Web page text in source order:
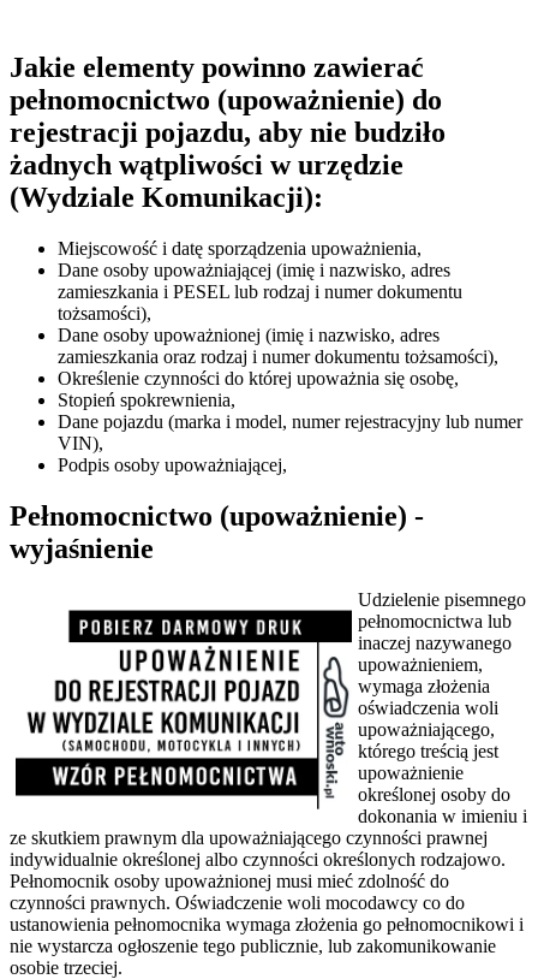
Jakie elementy powinno zawierać
pełnomocnictwo (upoważnienie) do
rejestracji pojazdu, aby nie budziło
żadnych wątpliwości w urzędzie
(Wydziale Komunikacji):
Miejscowość i datę sporządzenia upoważnienia,
Dane osoby upoważniającej (imię i nazwisko, adres
zamieszkania i PESEL lub rodzaj i numer dokumentu
tożsamości),
Dane osoby upoważnionej (imię i nazwisko, adres
zamieszkania oraz rodzaj i numer dokumentu tożsamości),
Określenie czynności do której upoważnia się osobę,
Stopień spokrewnienia,
Dane pojazdu (marka i model, numer rejestracyjny lub numer
VIN),
Podpis osoby upoważniającej,
Pełnomocnictwo (upoważnienie) -
wyjaśnienie
Udzielenie pisemnego
pełnomocnictwa lub
inaczej nazywanego
upoważnieniem,
wymaga złożenia
oświadczenia woli
upoważniającego,
którego treścią jest
upoważnienie
określonej osoby do
dokonania w imieniu i
ze skutkiem prawnym dla upoważniającego czynności prawnej
indywidualnie określonej albo czynności określonych rodzajowo.
Pełnomocnik osoby upoważnionej musi mieć zdolność do
czynności prawnych. Oświadczenie woli mocodawcy co do
ustanowienia pełnomocnika wymaga złożenia go pełnomocnikowi i
nie wystarcza ogłoszenie tego publicznie, lub zakomunikowanie
osobie trzeciej.